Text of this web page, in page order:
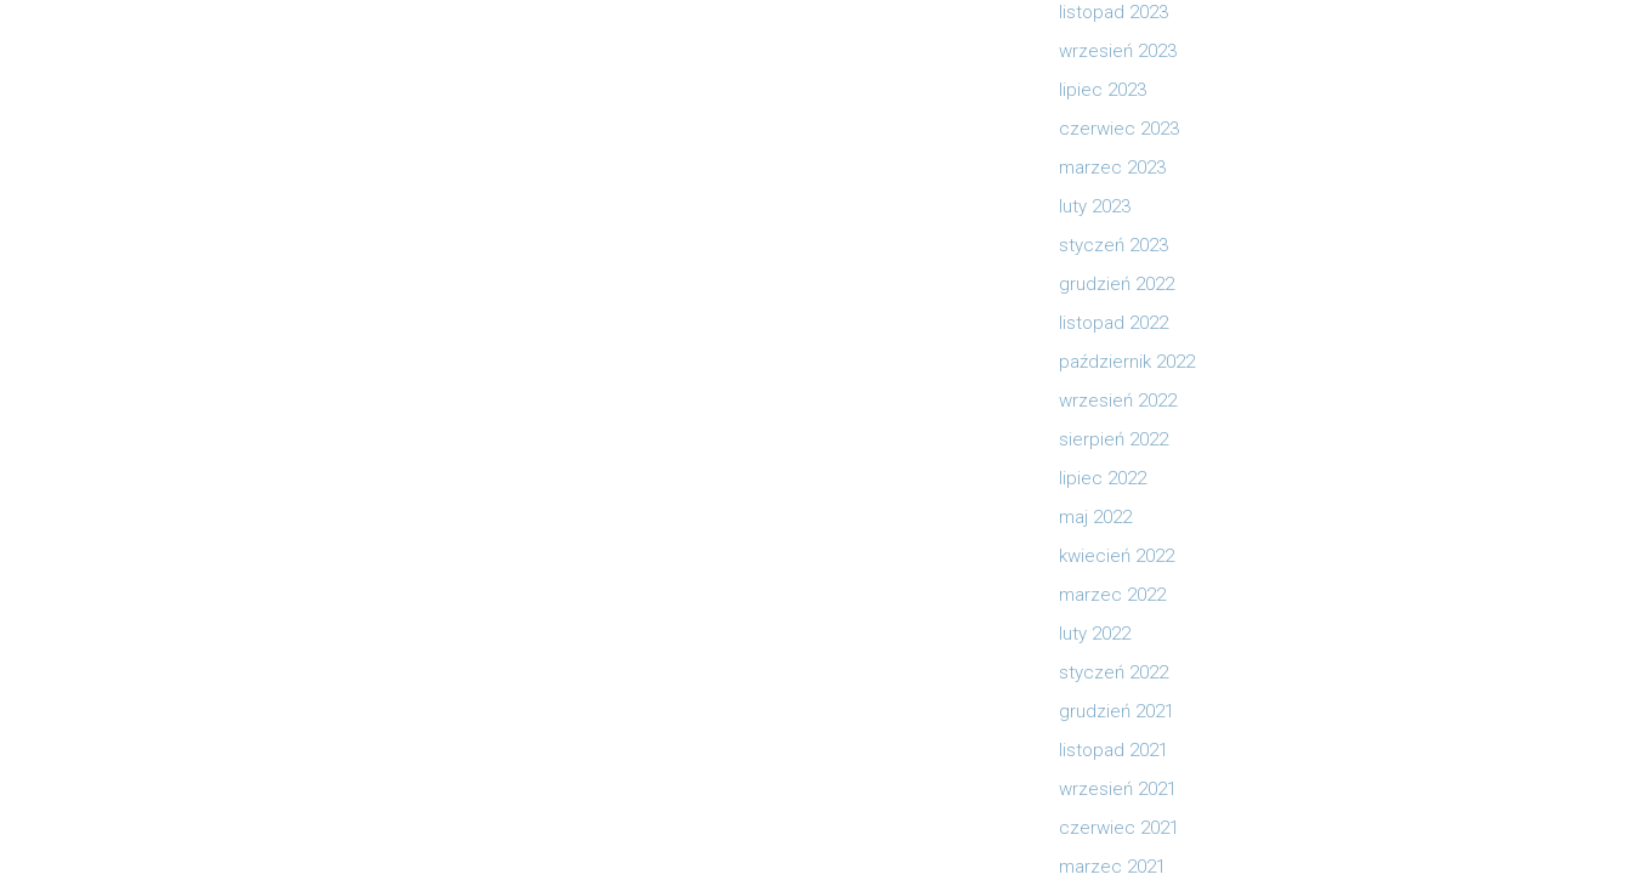
listopad 2023
wrzesień 2023
lipiec 2023
czerwiec 2023
marzec 2023
luty 2023
styczeń 2023
grudzień 2022
listopad 2022
październik 2022
wrzesień 2022
sierpień 2022
lipiec 2022
maj 2022
kwiecień 2022
marzec 2022
luty 2022
styczeń 2022
grudzień 2021
listopad 2021
wrzesień 2021
czerwiec 2021
marzec 2021